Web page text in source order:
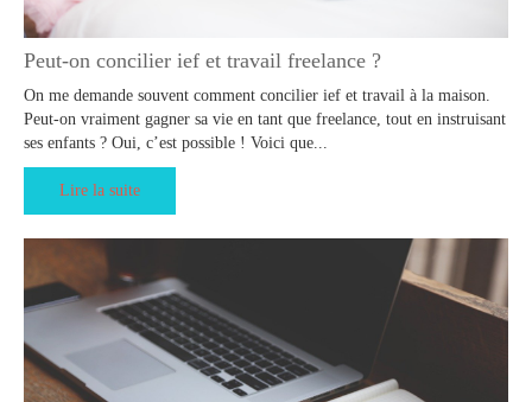
Peut-on concilier ief et travail freelance ?
On me demande souvent comment concilier ief et travail à la maison.
Peut-on vraiment gagner sa vie en tant que freelance, tout en instruisant
ses enfants ? Oui, c’est possible ! Voici que...
Lire la suite